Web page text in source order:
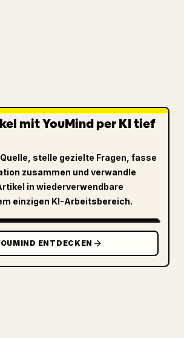
mit YouMind per KI tief
stelle gezielte Fragen, fasse
zusammen und verwandle
in wiederverwendbare
einzigen KI-Arbeitsbereich.
ENTDECKEN